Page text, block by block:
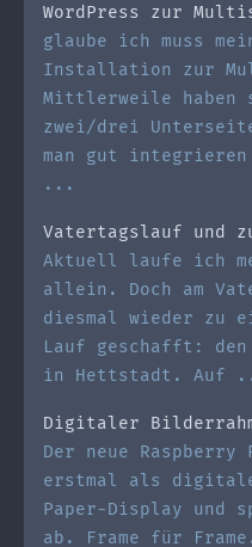
WordPress zur
glaube ich muss
Installation zur
Mittlerweile haben
zwei/drei
man gut
...
Vatertagslauf und
Aktuell laufe ich
allein. Doch am
diesmal wieder zu
Lauf geschafft:
in Hettstadt. Auf
Digitaler
Der neue
erstmal als
Paper-Display und
ab. Frame für